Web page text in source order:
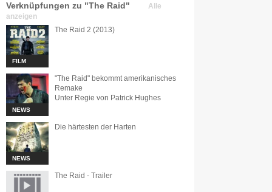
Verknüpfungen zu "The Raid"
Alle
anzeigen
FILM
The Raid 2 (2013)
NEWS
"The Raid" bekommt amerikanisches
Remake
Unter Regie von Patrick Hughes
NEWS
Die härtesten der Harten
The Raid - Trailer